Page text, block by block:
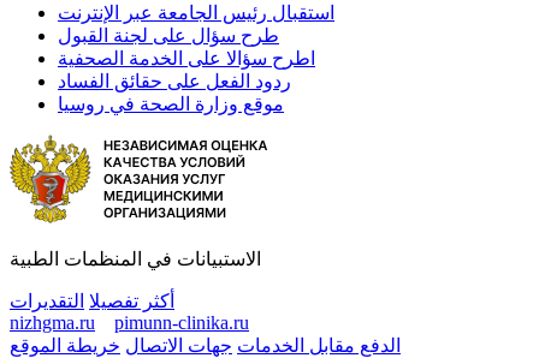
استقبال رئيس الجامعة عبر الإنترنت
طرح سؤال على لجنة القبول
اطرح سؤالا على الخدمة الصحفية
ردود الفعل على حقائق الفساد
موقع وزارة الصحة في روسيا
الاستبيانات في المنظمات الطبية
أكثر تفصيلا التقديرات
nizhgma.ru
pimunn-clinika.ru
الدفع مقابل الخدمات جهات الاتصال خريطة الموقع